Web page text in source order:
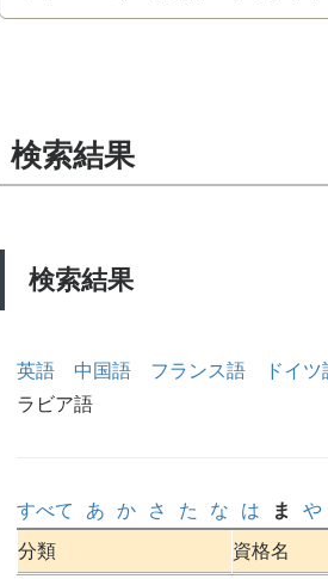
検索結果
検索結果
英語 中国語 フランス語 ドイツ
ラビア語
すべて あ か さ た な は ま や
分類
資格名